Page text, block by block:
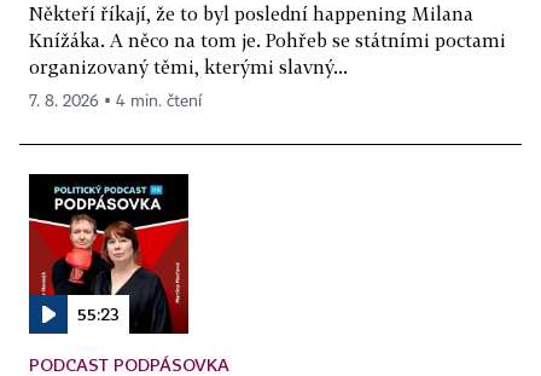
Někteří říkají, že to byl poslední happening Milana
Knížáka. A něco na tom je. Pohřeb se státními poctami
organizovaný těmi, kterými slavný...
7. 8. 2026 ▪ 4 min. čtení
55:23
PODCAST PODPÁSOVKA